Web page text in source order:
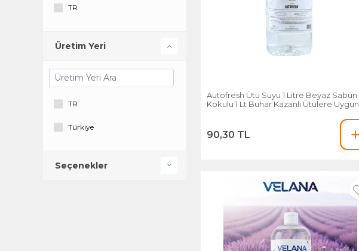
Autofresh Ütü Suyu 1 Litre Beyaz Sabun
Kokulu 1 Lt Buhar Kazanlı Ütülere Uygun
90,30 TL
TR
Üretim Yeri
TR
Türkiye
Seçenekler